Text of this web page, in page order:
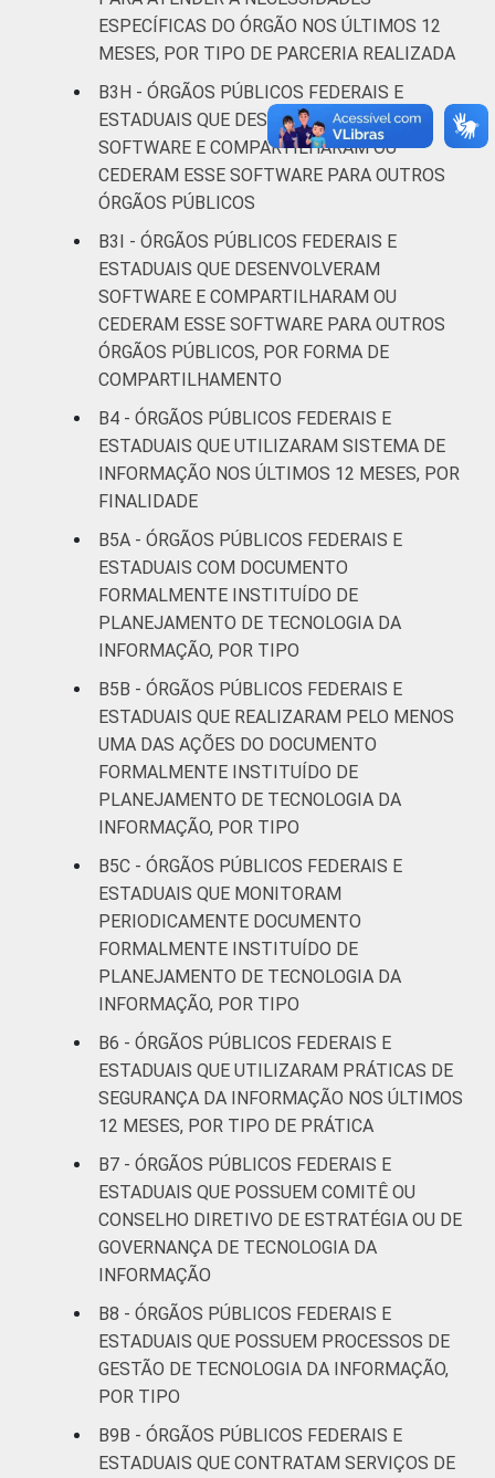
ESPECÍFICAS DO ÓRGÃO NOS ÚLTIMOS 12
MESES, POR TIPO DE PARCERIA REALIZADA
B3H - ÓRGÃOS PÚBLICOS FEDERAIS E
ESTADUAIS QUE DESENVOLVERAM
SOFTWARE E COMPARTILHARAM OU
CEDERAM ESSE SOFTWARE PARA OUTROS
ÓRGÃOS PÚBLICOS
B3I - ÓRGÃOS PÚBLICOS FEDERAIS E
ESTADUAIS QUE DESENVOLVERAM
SOFTWARE E COMPARTILHARAM OU
CEDERAM ESSE SOFTWARE PARA OUTROS
ÓRGÃOS PÚBLICOS, POR FORMA DE
COMPARTILHAMENTO
B4 - ÓRGÃOS PÚBLICOS FEDERAIS E
ESTADUAIS QUE UTILIZARAM SISTEMA DE
INFORMAÇÃO NOS ÚLTIMOS 12 MESES, POR
FINALIDADE
B5A - ÓRGÃOS PÚBLICOS FEDERAIS E
ESTADUAIS COM DOCUMENTO
FORMALMENTE INSTITUÍDO DE
PLANEJAMENTO DE TECNOLOGIA DA
INFORMAÇÃO, POR TIPO
B5B - ÓRGÃOS PÚBLICOS FEDERAIS E
ESTADUAIS QUE REALIZARAM PELO MENOS
UMA DAS AÇÕES DO DOCUMENTO
FORMALMENTE INSTITUÍDO DE
PLANEJAMENTO DE TECNOLOGIA DA
INFORMAÇÃO, POR TIPO
B5C - ÓRGÃOS PÚBLICOS FEDERAIS E
ESTADUAIS QUE MONITORAM
PERIODICAMENTE DOCUMENTO
FORMALMENTE INSTITUÍDO DE
PLANEJAMENTO DE TECNOLOGIA DA
INFORMAÇÃO, POR TIPO
B6 - ÓRGÃOS PÚBLICOS FEDERAIS E
ESTADUAIS QUE UTILIZARAM PRÁTICAS DE
SEGURANÇA DA INFORMAÇÃO NOS ÚLTIMOS
12 MESES, POR TIPO DE PRÁTICA
B7 - ÓRGÃOS PÚBLICOS FEDERAIS E
ESTADUAIS QUE POSSUEM COMITÊ OU
CONSELHO DIRETIVO DE ESTRATÉGIA OU DE
GOVERNANÇA DE TECNOLOGIA DA
INFORMAÇÃO
B8 - ÓRGÃOS PÚBLICOS FEDERAIS E
ESTADUAIS QUE POSSUEM PROCESSOS DE
GESTÃO DE TECNOLOGIA DA INFORMAÇÃO,
POR TIPO
B9B - ÓRGÃOS PÚBLICOS FEDERAIS E
ESTADUAIS QUE CONTRATAM SERVIÇOS DE